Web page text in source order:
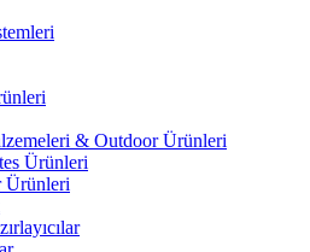
& Outdoor Ürünleri
Ürünleri
Ürünleri